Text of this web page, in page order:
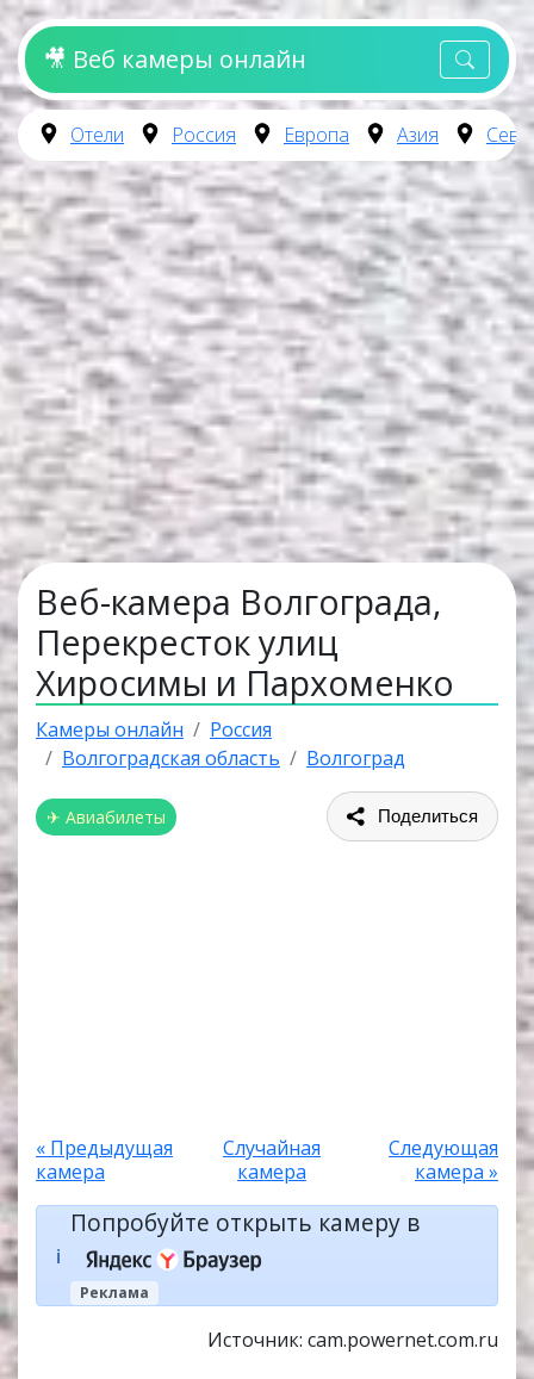
🎥 Веб камеры онлайн
Отели Россия Европа Азия
Веб-камера Волгограда,
Перекресток улиц
Хиросимы и Пархоменко
Камеры онлайн
Россия
Волгоградская область
Волгоград
✈ Авиабилеты Поделиться
« Предыдущая
камера
Случайная
камера
Следующая
камера »
ℹ️
Попробуйте открыть камеру в
Реклама
Источник: cam.powernet.com.ru